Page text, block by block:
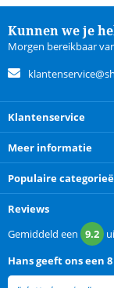
Kunnen we je
Morgen bereikbaar
Klantenservice
Meer informatie
Populaire
Reviews
Gemiddeld een 9.2
Hansgeeft ons een